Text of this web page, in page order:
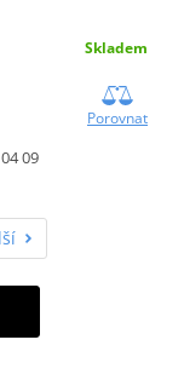
Skladem
Porovnat
09